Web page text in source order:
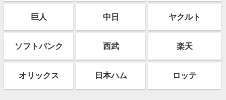
巨人 中日 ヤクルト
ソフトバンク 西武 楽天
オリックス 日本ハム ロッテ